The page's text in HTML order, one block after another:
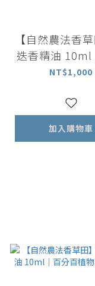
【自然農法香
迭香精油 10ml
百植物萃取
NT$1,000
加入購物車